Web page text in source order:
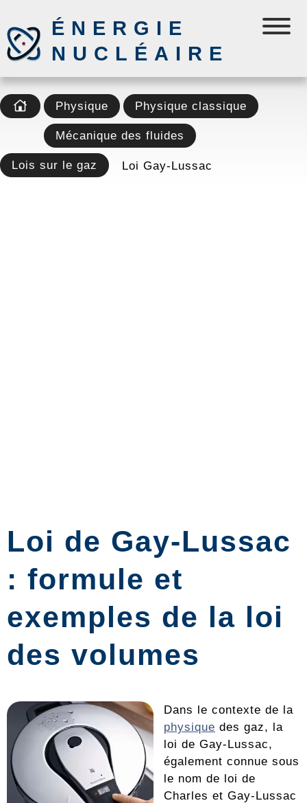
ÉNERGIE
NUCLÉAIRE
Physique Physique classique
Mécanique des fluides
Lois sur le gaz Loi Gay-Lussac
Loi de Gay-Lussac
: formule et
exemples de la loi
des volumes
Dans le contexte de la
physique des gaz, la
loi de Gay-Lussac,
également connue sous
le nom de loi de
Charles et Gay-Lussac